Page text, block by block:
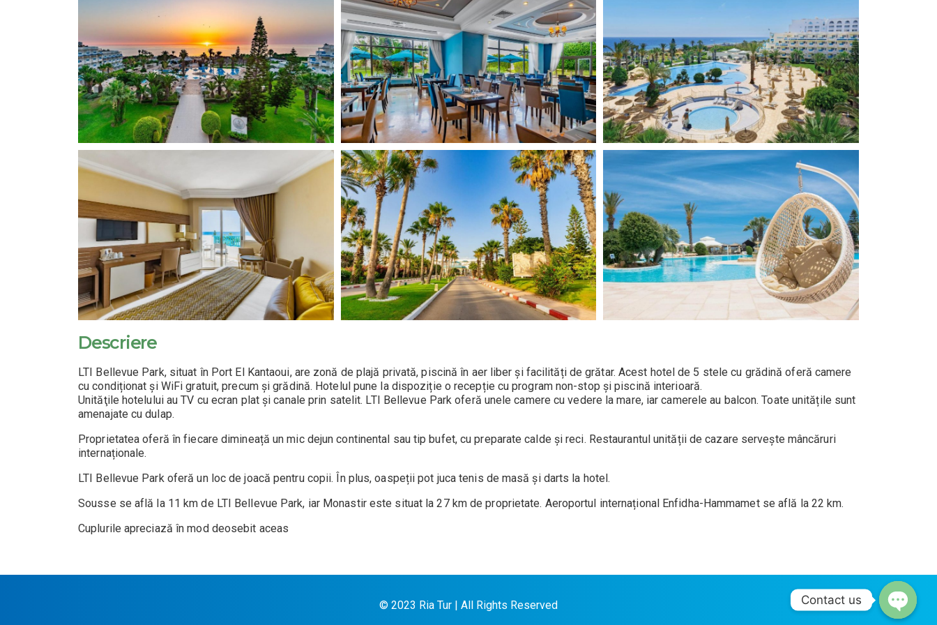
Albania
Cipru
Spania
Descriere
LTI Bellevue Park, situat în Port El Kantaoui, are zonă de plajă privată, piscină în aer liber și facilități de grătar. Acest hotel de 5 stele cu grădină oferă camere
cu condiționat și WiFi gratuit, precum și grădină. Hotelul pune la dispoziție o recepție cu program non-stop și piscină interioară.
Unităţile hotelului au TV cu ecran plat și canale prin satelit. LTI Bellevue Park oferă unele camere cu vedere la mare, iar camerele au balcon. Toate unitățile sunt
amenajate cu dulap.
Proprietatea oferă în fiecare dimineață un mic dejun continental sau tip bufet, cu preparate calde și reci. Restaurantul unității de cazare servește mâncăruri
internaționale.
LTI Bellevue Park oferă un loc de joacă pentru copii. În plus, oaspeții pot juca tenis de masă și darts la hotel.
Sousse se află la 11 km de LTI Bellevue Park, iar Monastir este situat la 27 km de proprietate. Aeroportul internațional Enfidha-Hammamet se află la 22 km.
Cuplurile apreciază în mod deosebit aceas
© 2023 Ria Tur | All Rights Reserved Contact us